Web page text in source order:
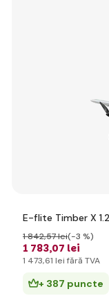
E-flite Timber X
1 783,07 lei
1 842,57 lei(-3 %)
1 473,61 lei fără TVA
+ 387 puncte